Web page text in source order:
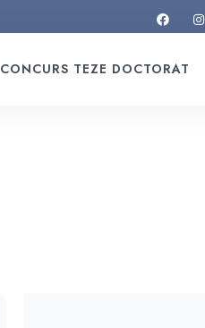
CONCURS TEZE DOCTORAT